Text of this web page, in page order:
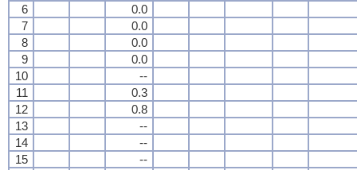
6
0.0
7
0.0
8
0.0
9
0.0
10
--
11
0.3
12
0.8
13
--
14
--
15
--